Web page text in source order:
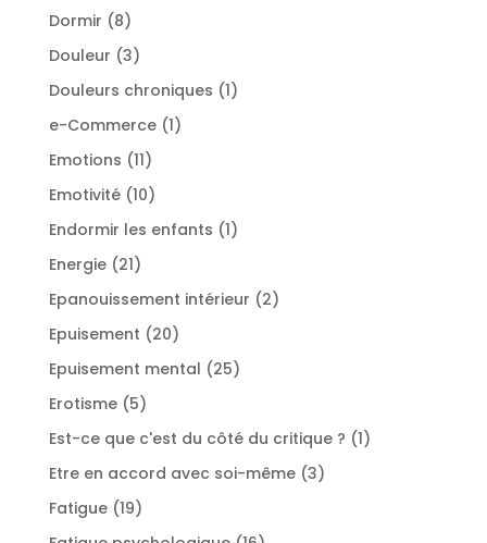
Dormir 88
produits
Douleur 33
produits
Douleurs chroniques 11
e-Commerce 11
Emotions 1111
produits
Emotivité 1010
produits
Endormir les enfants 11
Energie 2121
produits
Epanouissement intérieur 22
Epuisement 2020
produits
Epuisement mental 2525
Erotisme 55
produits
Est-ce que c'est du côté du critique ? 11
Etre en accord avec soi-même 33
Fatigue 1919
produits